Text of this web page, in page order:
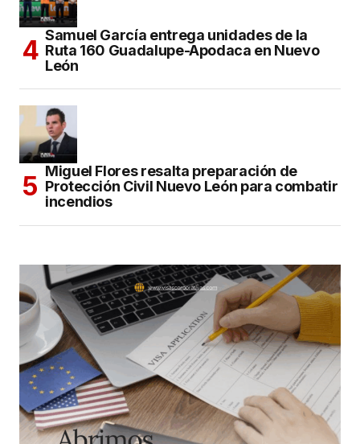
Samuel García entrega unidades de la
Ruta 160 Guadalupe-Apodaca en Nuevo
León
Miguel Flores resalta preparación de
Protección Civil Nuevo León para combatir
incendios